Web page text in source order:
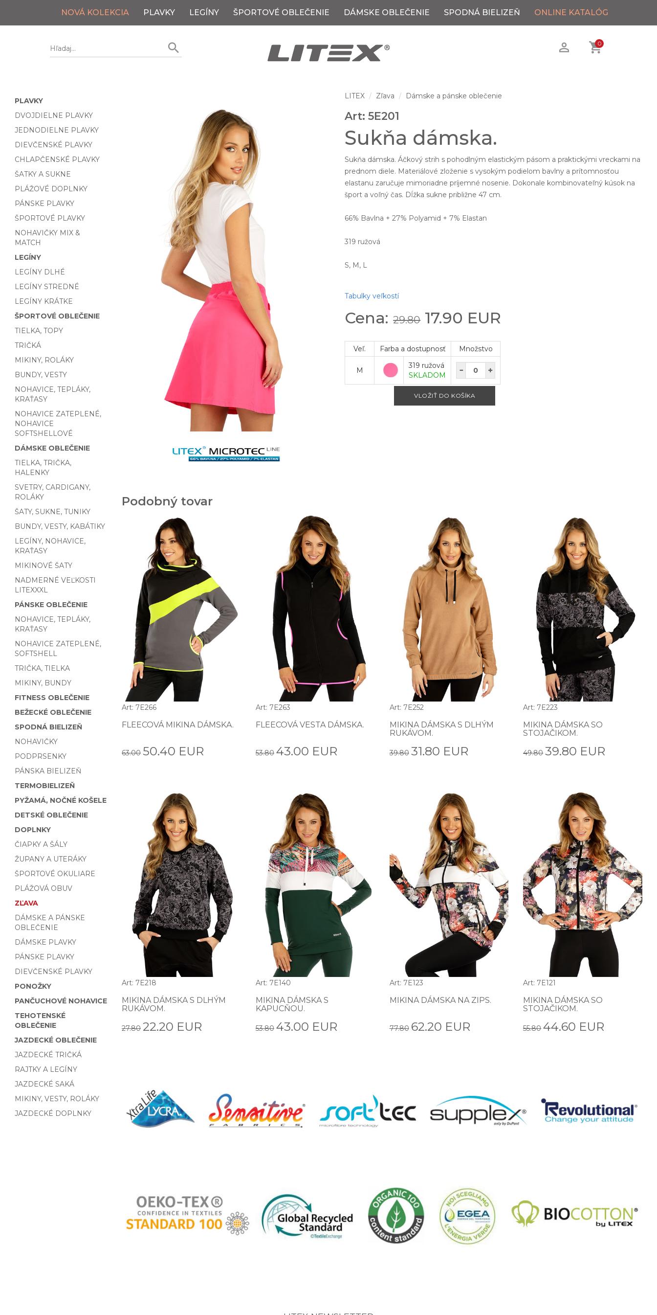
NOVÁ KOLEKCIA PLAVKY LEGÍNY ŠPORTOVÉ OBLEČENIE DÁMSKE OBLEČENIE SPODNÁ BIELIZEŇ ONLINE KATALÓG
0
PLAVKY
DVOJDIELNE PLAVKY
JEDNODIELNE PLAVKY
DIEVČENSKÉ PLAVKY
CHLAPČENSKÉ PLAVKY
ŠATKY A SUKNE
PLÁŽOVÉ DOPLNKY
PÁNSKE PLAVKY
ŠPORTOVÉ PLAVKY
NOHAVIČKY MIX &
MATCH
LEGÍNY
LEGÍNY DLHÉ
LEGÍNY STREDNÉ
LEGÍNY KRÁTKE
ŠPORTOVÉ OBLEČENIE
TIELKA, TOPY
TRIČKÁ
MIKINY, ROLÁKY
BUNDY, VESTY
NOHAVICE, TEPLÁKY,
KRAŤASY
NOHAVICE ZATEPLENÉ,
NOHAVICE
SOFTSHELLOVÉ
DÁMSKE OBLEČENIE
TIELKA, TRIČKA,
HALENKY
SVETRY, CARDIGANY,
ROLÁKY
ŠATY, SUKNE, TUNIKY
BUNDY, VESTY, KABÁTIKY
LEGÍNY, NOHAVICE,
KRAŤASY
MIKINOVÉ ŠATY
NADMERNÉ VEĽKOSTI
LITEXXXL
PÁNSKE OBLEČENIE
NOHAVICE, TEPLÁKY,
KRAŤASY
NOHAVICE ZATEPLENÉ,
SOFTSHELL
TRIČKA, TIELKA
MIKINY, BUNDY
FITNESS OBLEČENIE
BEŽECKÉ OBLEČENIE
SPODNÁ BIELIZEŇ
NOHAVIČKY
PODPRSENKY
PÁNSKA BIELIZEŇ
TERMOBIELIZEŇ
PYŽAMÁ, NOČNÉ KOŠELE
DETSKÉ OBLEČENIE
DOPLNKY
ČIAPKY A ŠÁLY
ŽUPANY A UTERÁKY
ŠPORTOVÉ OKULIARE
PLÁŽOVÁ OBUV
ZĽAVA
DÁMSKE A PÁNSKE
OBLEČENIE
DÁMSKE PLAVKY
PÁNSKE PLAVKY
DIEVČENSKÉ PLAVKY
PONOŽKY
PANČUCHOVÉ NOHAVICE
TEHOTENSKÉ
OBLEČENIE
JAZDECKÉ OBLEČENIE
JAZDECKÉ TRIČKÁ
RAJTKY A LEGÍNY
JAZDECKÉ SAKÁ
MIKINY, VESTY, ROLÁKY
JAZDECKÉ DOPLNKY
LITEX Zľava Dámske a pánske oblečenie
Art: 5E201
Sukňa dámska.
Sukňa dámska. Áčkový strih s pohodlným elastickým pásom a praktickými vreckami na
prednom diele. Materiálové zloženie s vysokým podielom bavlny a prítomnosťou
elastanu zaručuje mimoriadne príjemné nosenie. Dokonale kombinovateľný kúsok na
šport a voľný čas. Dĺžka sukne približne 47 cm.
66% Bavlna + 27% Polyamid + 7% Elastan
319 ružová
S, M, L
Tabulky veľkostí
Cena:29.8017.90 EUR
Veľ. Farba a dostupnosť Množstvo
M
319 ružová
SKLADOM
Podobný tovar
Art: 7E266
FLEECOVÁ MIKINA DÁMSKA.
63.00 50.40 EUR
Art: 7E263
FLEECOVÁ VESTA DÁMSKA.
53.80 43.00 EUR
Art: 7E252
MIKINA DÁMSKA S DLHÝM
RUKÁVOM.
39.80 31.80 EUR
Art: 7E223
MIKINA DÁMSKA SO
STOJAČIKOM.
49.80 39.80 EUR
Art: 7E218
MIKINA DÁMSKA S DLHÝM
RUKÁVOM.
27.80 22.20 EUR
Art: 7E140
MIKINA DÁMSKA S
KAPUCŇOU.
53.80 43.00 EUR
Art: 7E123
MIKINA DÁMSKA NA ZIPS.
77.80 62.20 EUR
Art: 7E121
MIKINA DÁMSKA SO
STOJAČIKOM.
55.80 44.60 EUR